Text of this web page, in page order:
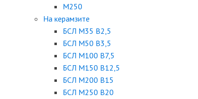
М250
На керамзите
БСЛ М35 B2,5
БСЛ М50 В3,5
БСЛ М100 В7,5
БСЛ М150 В12,5
БСЛ М200 В15
БСЛ М250 В20